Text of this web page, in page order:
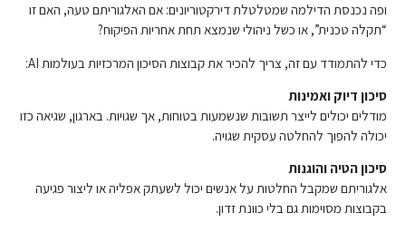
ופה נכנסת הדילמה שמטלטלת דירקטוריונים: אם האלגוריתם טעה, האם זו
“תקלה טכנית”, או כשל ניהולי שנמצא תחת אחריות הפיקוח?
כדי להתמודד עם זה, צריך להכיר את קבוצות הסיכון המרכזיות בעולמות AI:
סיכון דיוק ואמינות
מודלים יכולים לייצר תשובות שנשמעות בטוחות, אך שגויות. בארגון, שגיאה כזו
יכולה להפוך להחלטה עסקית שגויה.
סיכון הטיה והוגנות
אלגוריתם שמקבל החלטות על אנשים יכול לשעתק אפליה או ליצור פגיעה
בקבוצות מסוימות גם בלי כוונת זדון.